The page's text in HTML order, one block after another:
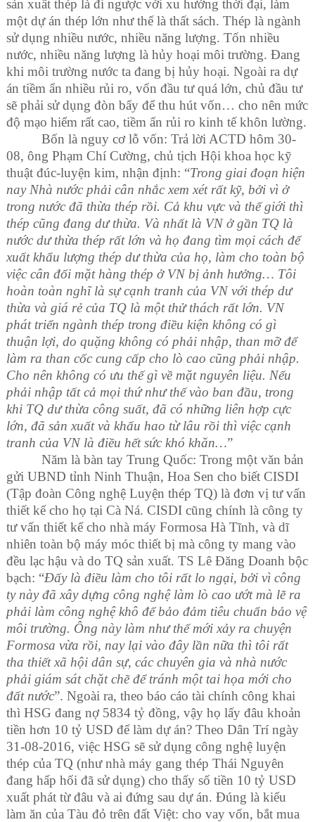
sản xuất thép là đi ngược với xu hướng thời đại, làm
một dự án thép lớn như thế là thất sách. Thép là ngành
sử dụng nhiều nước, nhiều năng lượng. Tốn nhiều
nước, nhiều năng lượng là hủy hoại môi trường. Đang
khi môi trường nước ta đang bị hủy hoại. Ngoài ra dự
án tiềm ẩn nhiều rủi ro, vốn đầu tư quá lớn, chủ đầu tư
sẽ phải sử dụng đòn bẩy để thu hút vốn… cho nên mức
độ mạo hiểm rất cao, tiềm ẩn rủi ro kinh tế khôn lường.
Bốn là nguy cơ lỗ vốn: Trả lời ACTD hôm 30-
08, ông Phạm Chí Cường, chủ tịch Hội khoa học kỹ
thuật đúc-luyện kim, nhận định: “Trong giai đoạn hiện
nay Nhà nước phải cân nhắc xem xét rất kỹ, bởi vì ở
trong nước đã thừa thép rồi. Cả khu vực và thế giới thì
thép cũng đang dư thừa. Và nhất là VN ở gần TQ là
nước dư thừa thép rất lớn và họ đang tìm mọi cách để
xuất khẩu lượng thép dư thừa của họ, làm cho toàn bộ
việc cân đối mặt hàng thép ở VN bị ảnh hưởng… Tôi
hoàn toàn nghĩ là sự cạnh tranh của VN với thép dư
thừa và giá rẻ của TQ là một thử thách rất lớn. VN
phát triển ngành thép trong điều kiện không có gì
thuận lợi, do quặng không có phải nhập, than mỡ để
làm ra than cốc cung cấp cho lò cao cũng phải nhập.
Cho nên không có ưu thế gì về mặt nguyên liệu. Nếu
phải nhập tất cả mọi thứ như thế vào ban đầu, trong
khi TQ dư thừa công suất, đã có những liên hợp cực
lớn, đã sản xuất và khấu hao từ lâu rồi thì việc cạnh
tranh của VN là điều hết sức khó khăn…”
Năm là bàn tay Trung Quốc: Trong một văn bản
gửi UBND tỉnh Ninh Thuận, Hoa Sen cho biết CISDI
(Tập đoàn Công nghệ Luyện thép TQ) là đơn vị tư vấn
thiết kế cho họ tại Cà Ná. CISDI cũng chính là công ty
tư vấn thiết kế cho nhà máy Formosa Hà Tĩnh, và dĩ
nhiên toàn bộ máy móc thiết bị mà công ty mang vào
đều lạc hậu và do TQ sản xuất. TS Lê Đăng Doanh bộc
bạch: “Đấy là điều làm cho tôi rất lo ngại, bởi vì công
ty này đã xây dựng công nghệ làm lò cao ướt mà lẽ ra
phải làm công nghệ khô để bảo đảm tiêu chuẩn bảo vệ
môi trường. Ông này làm như thế mới xảy ra chuyện
Formosa vừa rồi, nay lại vào đây lần nữa thì tôi rất
tha thiết xã hội dân sự, các chuyên gia và nhà nước
phải giám sát chặt chẽ để tránh một tai họa mới cho
đất nước”. Ngoài ra, theo báo cáo tài chính công khai
thì HSG đang nợ 5834 tỷ đồng, vậy họ lấy đâu khoản
tiền hơn 10 tỷ USD để làm dự án? Theo Dân Trí ngày
31-08-2016, việc HSG sẽ sử dụng công nghệ luyện
thép của TQ (như nhà máy gang thép Thái Nguyên
đang hấp hối đã sử dụng) cho thấy số tiền 10 tỷ USD
xuất phát từ đâu và ai đứng sau dự án. Đúng là kiểu
làm ăn của Tàu đỏ trên đất Việt: cho vay vốn, bắt mua